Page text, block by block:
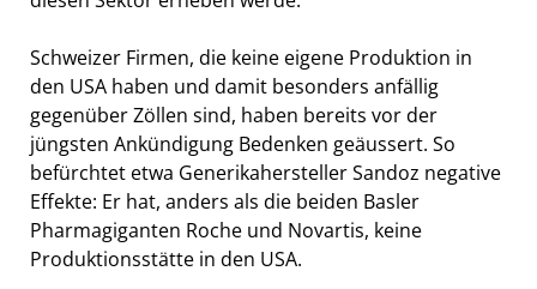
Schweizer Firmen, die keine eigene Produktion in
den USA haben und damit besonders anfällig
gegenüber Zöllen sind, haben bereits vor der
jüngsten Ankündigung Bedenken geäussert. So
befürchtet etwa Generikahersteller Sandoz negative
Effekte: Er hat, anders als die beiden Basler
Pharmagiganten Roche und Novartis, keine
Produktionsstätte in den USA.